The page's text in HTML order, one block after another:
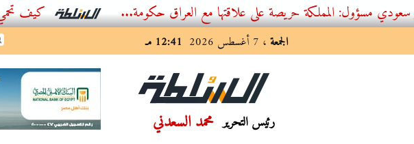
المملكة حريصة على علاقتها مع العراق حكومة... كيف تحمي منزلك من
الجمعة ، 7 أغسطس 2026 12:41 مـ
رئيس التحرير محمد السعدني